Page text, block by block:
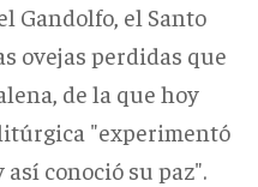
Gandolfo, el Santo
ovejas perdidas que
de la que hoy
"experimentó
conoció su paz".